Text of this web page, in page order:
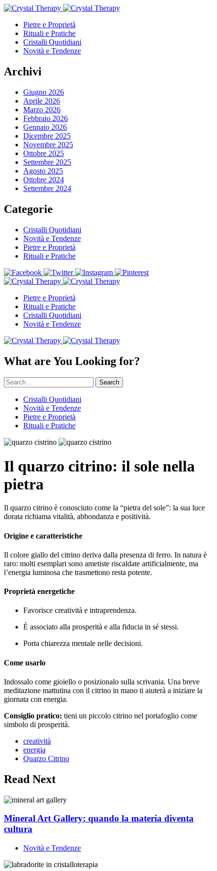
Pietre e Proprietà
Rituali e Pratiche
Cristalli Quotidiani
Novità e Tendenze
Archivi
Giugno 2026
Aprile 2026
Marzo 2026
Febbraio 2026
Gennaio 2026
Dicembre 2025
Novembre 2025
Ottobre 2025
Settembre 2025
Agosto 2025
Ottobre 2024
Settembre 2024
Categorie
Cristalli Quotidiani
Novità e Tendenze
Pietre e Proprietà
Rituali e Pratiche
Pietre e Proprietà
Rituali e Pratiche
Cristalli Quotidiani
Novità e Tendenze
What are You Looking for?
Search
Cristalli Quotidiani
Novità e Tendenze
Pietre e Proprietà
Rituali e Pratiche
Il quarzo citrino: il sole nella
pietra
Il quarzo citrino è conosciuto come la “pietra del sole”: la sua luce
dorata richiama vitalità, abbondanza e positività.
Origine e caratteristiche
Il colore giallo del citrino deriva dalla presenza di ferro. In natura è
raro: molti esemplari sono ametiste riscaldate artificialmente, ma
l’energia luminosa che trasmettono resta potente.
Proprietà energetiche
Favorisce creatività e intraprendenza.
È associato alla prosperità e alla fiducia in sé stessi.
Porta chiarezza mentale nelle decisioni.
Come usarlo
Indossalo come gioiello o posizionalo sulla scrivania. Una breve
meditazione mattutina con il citrino in mano ti aiuterà a iniziare la
giornata con energia.
Consiglio pratico: tieni un piccolo citrino nel portafoglio come
simbolo di prosperità.
creatività
energia
Quarzo Citrino
Read Next
Mineral Art Gallery: quando la materia diventa
cultura
Novità e Tendenze